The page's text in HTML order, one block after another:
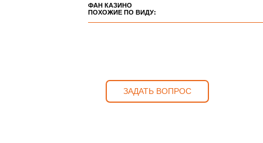
ФАН КАЗИНО
ПОХОЖИЕ ПО ВИДУ:
ЗАДАТЬ ВОПРОС